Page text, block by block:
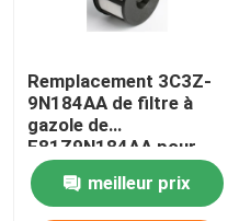
Remplacement 3C3Z-
9N184AA de filtre à
gazole de
F81Z9N184AA pour
Ford Trks Diesel
meilleur prix